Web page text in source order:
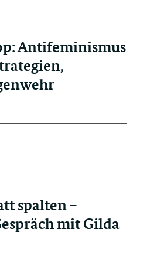
Antifeminismus
spalten –
mit Gilda